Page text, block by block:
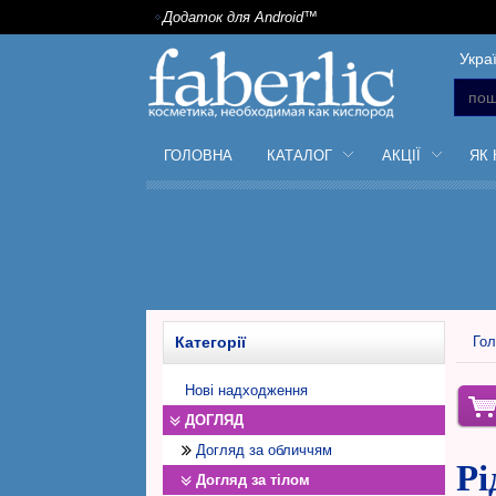
Додаток для Android™
ГОЛОВНА КАТАЛОГ АКЦІЇ ЯК
Категорії
Нові надходження
ДОГЛЯД
Догляд за обличчям
Денний крем
Догляд за тілом